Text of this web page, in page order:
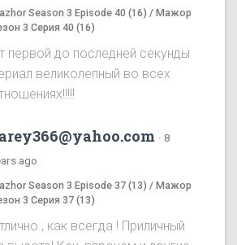
Season 3 Episode 40 (16) / Мажор
3 Серия 40 (16)
первой до последней секунды
великолепный во всех
· 8
ago
Season 3 Episode 37 (13) / Мажор
3 Серия 37 (13)
, как всегда ! Приличный